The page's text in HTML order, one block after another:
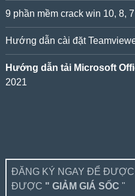
9 phần mềm crack win 10, 8,
Hướng dẫn cài đặt
Hướng dẫn tải Microsoft
2021
ĐĂNG KÝ NGAY ĐỂ ĐƯỢC
ĐƯỢC " GIẢM GIÁ SỐC "